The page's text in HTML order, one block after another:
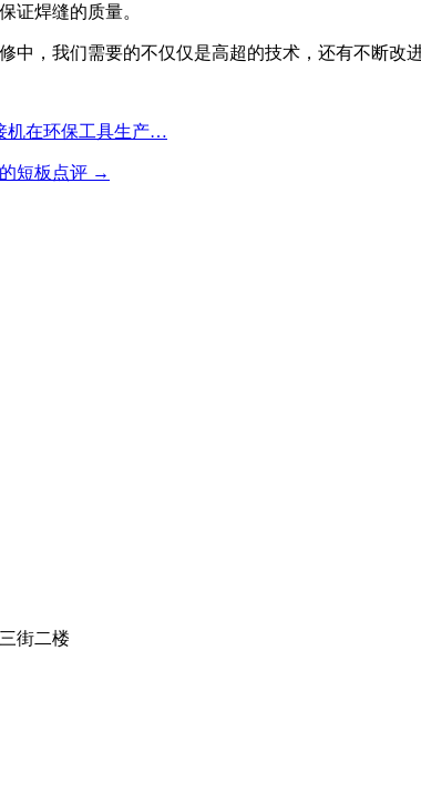
证焊缝的质量。
中，我们需要的不仅仅是高超的技术，还有不断改
机在环保工具生产…
短板点评 →
街二楼